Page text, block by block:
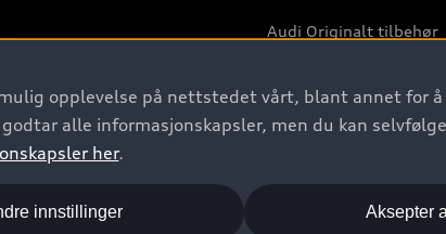
Audi Originalt tilbehør
opplevelse på nettstedet vårt, blant annet for å
alle informasjonskapsler, men du kan
her.
Aksepter
innstillinger